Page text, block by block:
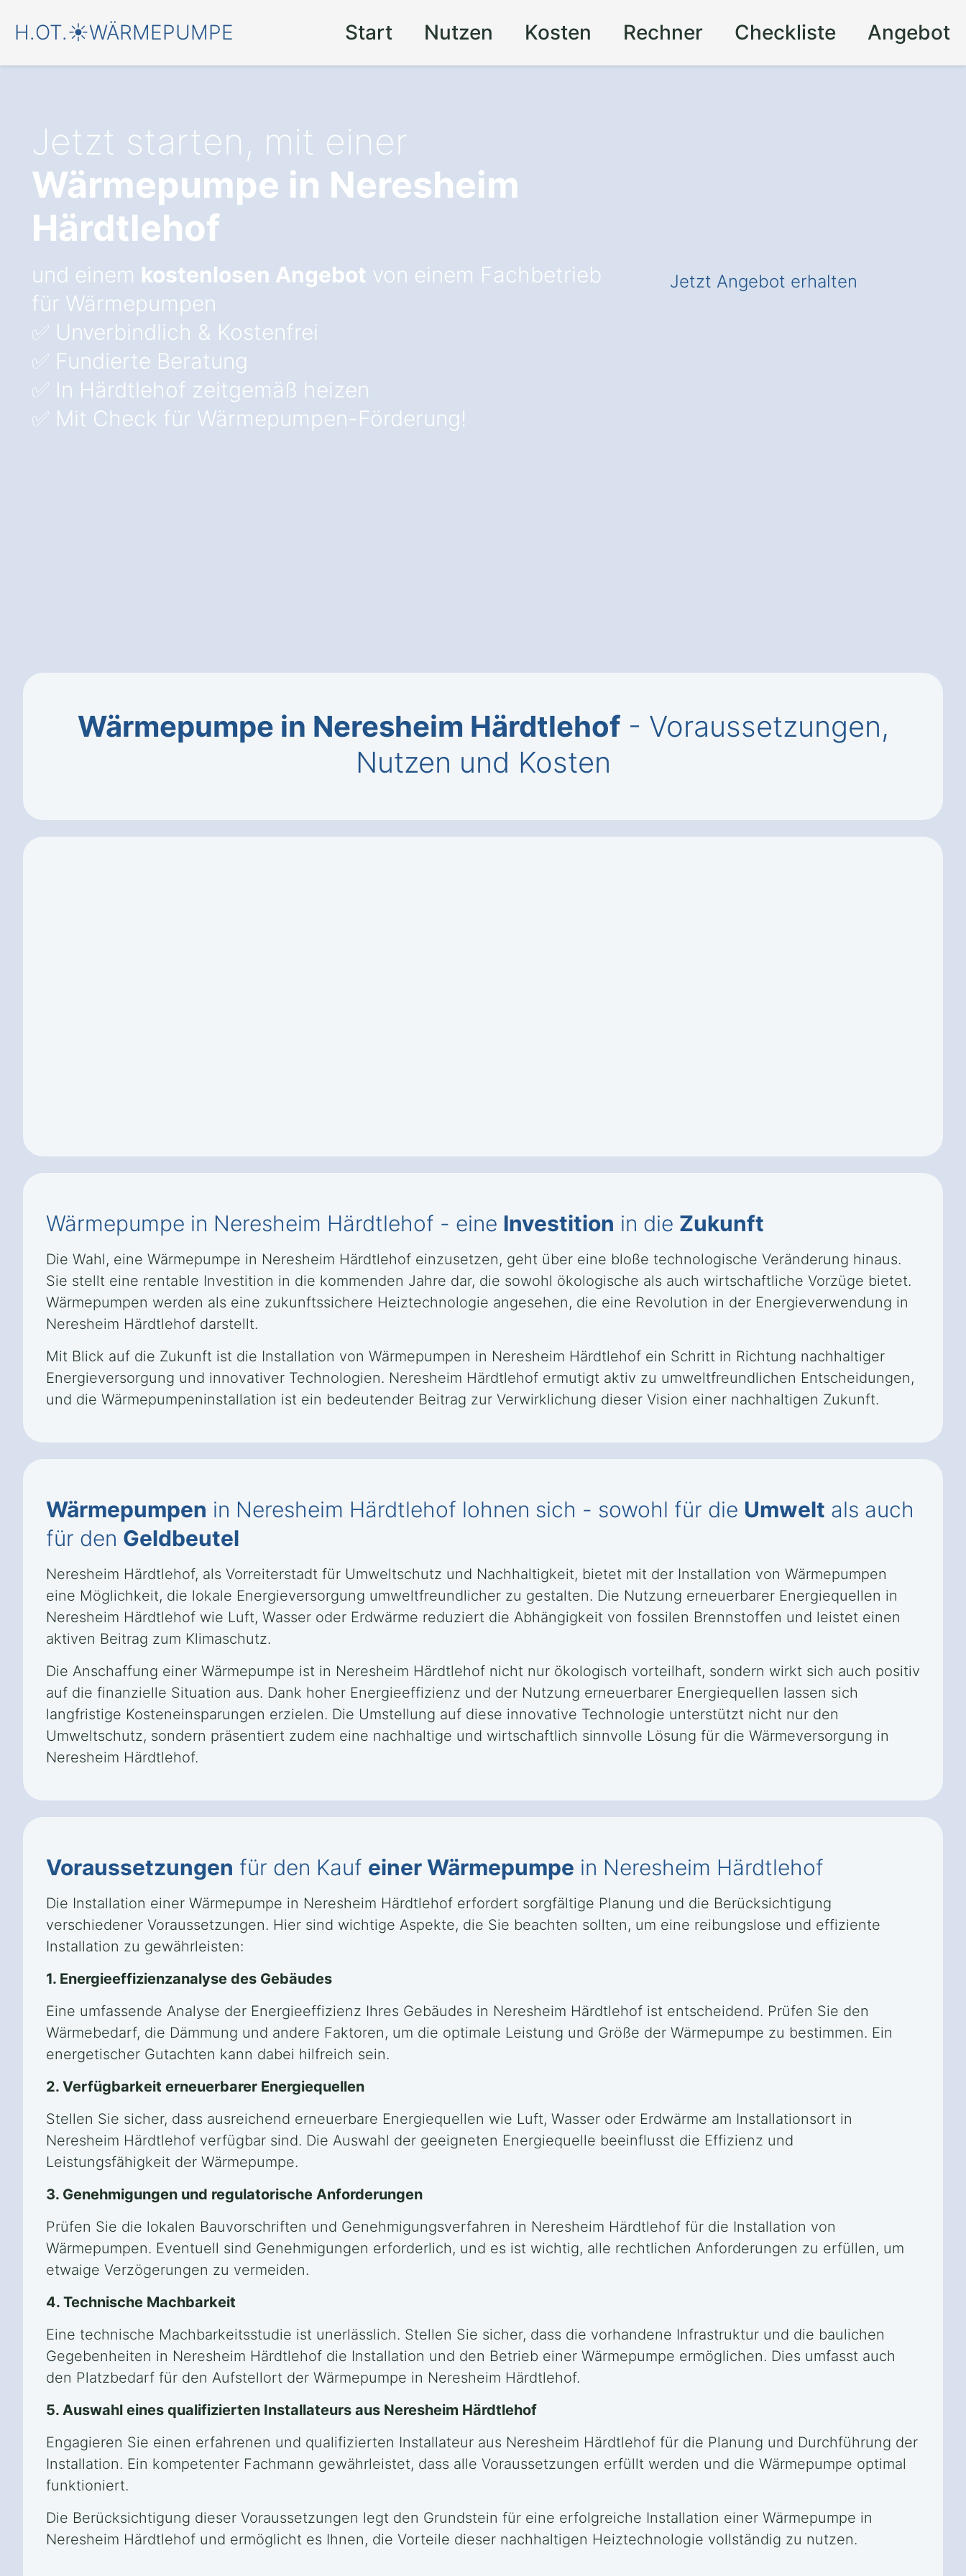
H.OT.☀️WÄRMEPUMPE Start Nutzen Kosten Rechner Checkliste Angebot
Jetzt starten, mit einer
Wärmepumpe in Neresheim
Härdtlehof
und einem kostenlosen Angebot von einem Fachbetrieb
für Wärmepumpen
✅ Unverbindlich & Kostenfrei
✅ Fundierte Beratung
✅ In Härdtlehof zeitgemäß heizen
✅ Mit Check für Wärmepumpen-Förderung!
Jetzt Angebot erhalten
Wärmepumpe in Neresheim Härdtlehof- Voraussetzungen,
Nutzen und Kosten
Wärmepumpe in Neresheim Härdtlehof - eine Investition in die Zukunft
Die Wahl, eine Wärmepumpe in Neresheim Härdtlehof einzusetzen, geht über eine bloße technologische Veränderung hinaus.
Sie stellt eine rentable Investition in die kommenden Jahre dar, die sowohl ökologische als auch wirtschaftliche Vorzüge bietet.
Wärmepumpen werden als eine zukunftssichere Heiztechnologie angesehen, die eine Revolution in der Energieverwendung in
Neresheim Härdtlehof darstellt.
Mit Blick auf die Zukunft ist die Installation von Wärmepumpen in Neresheim Härdtlehof ein Schritt in Richtung nachhaltiger
Energieversorgung und innovativer Technologien. Neresheim Härdtlehof ermutigt aktiv zu umweltfreundlichen Entscheidungen,
und die Wärmepumpeninstallation ist ein bedeutender Beitrag zur Verwirklichung dieser Vision einer nachhaltigen Zukunft.
Wärmepumpen in Neresheim Härdtlehof lohnen sich - sowohl für die Umwelt als auch
für den Geldbeutel
Neresheim Härdtlehof, als Vorreiterstadt für Umweltschutz und Nachhaltigkeit, bietet mit der Installation von Wärmepumpen
eine Möglichkeit, die lokale Energieversorgung umweltfreundlicher zu gestalten. Die Nutzung erneuerbarer Energiequellen in
Neresheim Härdtlehof wie Luft, Wasser oder Erdwärme reduziert die Abhängigkeit von fossilen Brennstoffen und leistet einen
aktiven Beitrag zum Klimaschutz.
Die Anschaffung einer Wärmepumpe ist in Neresheim Härdtlehof nicht nur ökologisch vorteilhaft, sondern wirkt sich auch positiv
auf die finanzielle Situation aus. Dank hoher Energieeffizienz und der Nutzung erneuerbarer Energiequellen lassen sich
langfristige Kosteneinsparungen erzielen. Die Umstellung auf diese innovative Technologie unterstützt nicht nur den
Umweltschutz, sondern präsentiert zudem eine nachhaltige und wirtschaftlich sinnvolle Lösung für die Wärmeversorgung in
Neresheim Härdtlehof.
Voraussetzungen für den Kauf einer Wärmepumpe in Neresheim Härdtlehof
Die Installation einer Wärmepumpe in Neresheim Härdtlehof erfordert sorgfältige Planung und die Berücksichtigung
verschiedener Voraussetzungen. Hier sind wichtige Aspekte, die Sie beachten sollten, um eine reibungslose und effiziente
Installation zu gewährleisten:
1. Energieeffizienzanalyse des Gebäudes
Eine umfassende Analyse der Energieeffizienz Ihres Gebäudes in Neresheim Härdtlehof ist entscheidend. Prüfen Sie den
Wärmebedarf, die Dämmung und andere Faktoren, um die optimale Leistung und Größe der Wärmepumpe zu bestimmen. Ein
energetischer Gutachten kann dabei hilfreich sein.
2. Verfügbarkeit erneuerbarer Energiequellen
Stellen Sie sicher, dass ausreichend erneuerbare Energiequellen wie Luft, Wasser oder Erdwärme am Installationsort in
Neresheim Härdtlehof verfügbar sind. Die Auswahl der geeigneten Energiequelle beeinflusst die Effizienz und
Leistungsfähigkeit der Wärmepumpe.
3. Genehmigungen und regulatorische Anforderungen
Prüfen Sie die lokalen Bauvorschriften und Genehmigungsverfahren in Neresheim Härdtlehof für die Installation von
Wärmepumpen. Eventuell sind Genehmigungen erforderlich, und es ist wichtig, alle rechtlichen Anforderungen zu erfüllen, um
etwaige Verzögerungen zu vermeiden.
4. Technische Machbarkeit
Eine technische Machbarkeitsstudie ist unerlässlich. Stellen Sie sicher, dass die vorhandene Infrastruktur und die baulichen
Gegebenheiten in Neresheim Härdtlehof die Installation und den Betrieb einer Wärmepumpe ermöglichen. Dies umfasst auch
den Platzbedarf für den Aufstellort der Wärmepumpe in Neresheim Härdtlehof.
5. Auswahl eines qualifizierten Installateurs aus Neresheim Härdtlehof
Engagieren Sie einen erfahrenen und qualifizierten Installateur aus Neresheim Härdtlehof für die Planung und Durchführung der
Installation. Ein kompetenter Fachmann gewährleistet, dass alle Voraussetzungen erfüllt werden und die Wärmepumpe optimal
funktioniert.
Die Berücksichtigung dieser Voraussetzungen legt den Grundstein für eine erfolgreiche Installation einer Wärmepumpe in
Neresheim Härdtlehof und ermöglicht es Ihnen, die Vorteile dieser nachhaltigen Heiztechnologie vollständig zu nutzen.